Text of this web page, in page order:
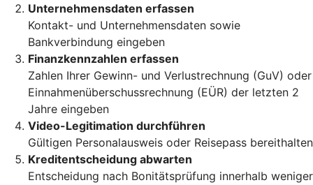
Unternehmensdaten erfassen
Kontakt- und Unternehmensdaten sowie
Bankverbindung eingeben
Finanzkennzahlen erfassen
Zahlen Ihrer Gewinn- und Verlustrechnung (GuV) oder
Einnahmenüberschussrechnung (EÜR) der letzten 2
Jahre eingeben
Video-Legitimation durchführen
Gültigen Personalausweis oder Reisepass bereithalten
Kreditentscheidung abwarten
Entscheidung nach Bonitätsprüfung innerhalb weniger